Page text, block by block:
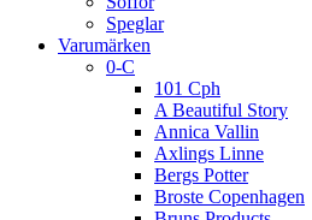
Speglar
Varumärken
0-C
101 Cph
A Beautiful Story
Annica Vallin
Axlings Linne
Bergs Potter
Broste Copenhagen